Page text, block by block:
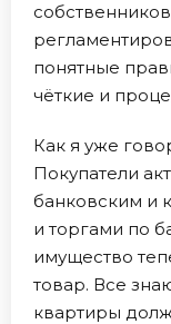
понятные
чёткие и
Как я уже
Покупатели
банковским и
и торгами по
имущество
товар. Все
квартиры